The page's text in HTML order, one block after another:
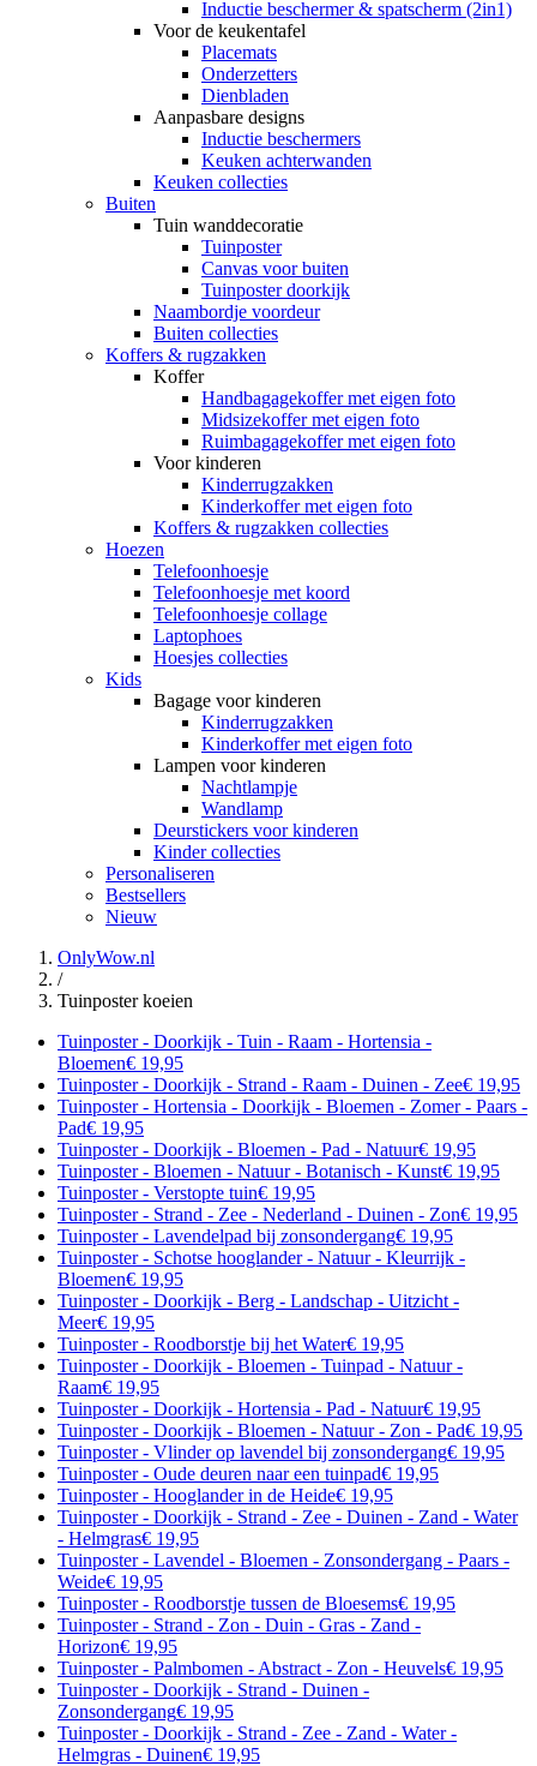
Inductie beschermer & spatscherm (2in1)
Voor de keukentafel
Placemats
Onderzetters
Dienbladen
Aanpasbare designs
Inductie beschermers
Keuken achterwanden
Keuken collecties
Buiten
Tuin wanddecoratie
Tuinposter
Canvas voor buiten
Tuinposter doorkijk
Naambordje voordeur
Buiten collecties
Koffers & rugzakken
Koffer
Handbagagekoffer met eigen foto
Midsizekoffer met eigen foto
Ruimbagagekoffer met eigen foto
Voor kinderen
Kinderrugzakken
Kinderkoffer met eigen foto
Koffers & rugzakken collecties
Hoezen
Telefoonhoesje
Telefoonhoesje met koord
Telefoonhoesje collage
Laptophoes
Hoesjes collecties
Kids
Bagage voor kinderen
Kinderrugzakken
Kinderkoffer met eigen foto
Lampen voor kinderen
Nachtlampje
Wandlamp
Deurstickers voor kinderen
Kinder collecties
Personaliseren
Bestsellers
Nieuw
OnlyWow.nl
/
Tuinposter koeien
Tuinposter - Doorkijk - Tuin - Raam - Hortensia -
Bloemen€ 19,95
Tuinposter - Doorkijk - Strand - Raam - Duinen - Zee€ 19,95
Tuinposter - Hortensia - Doorkijk - Bloemen - Zomer - Paars -
Pad€ 19,95
Tuinposter - Doorkijk - Bloemen - Pad - Natuur€ 19,95
Tuinposter - Bloemen - Natuur - Botanisch - Kunst€ 19,95
Tuinposter - Verstopte tuin€ 19,95
Tuinposter - Strand - Zee - Nederland - Duinen - Zon€ 19,95
Tuinposter - Lavendelpad bij zonsondergang€ 19,95
Tuinposter - Schotse hooglander - Natuur - Kleurrijk -
Bloemen€ 19,95
Tuinposter - Doorkijk - Berg - Landschap - Uitzicht -
Meer€ 19,95
Tuinposter - Roodborstje bij het Water€ 19,95
Tuinposter - Doorkijk - Bloemen - Tuinpad - Natuur -
Raam€ 19,95
Tuinposter - Doorkijk - Hortensia - Pad - Natuur€ 19,95
Tuinposter - Doorkijk - Bloemen - Natuur - Zon - Pad€ 19,95
Tuinposter - Vlinder op lavendel bij zonsondergang€ 19,95
Tuinposter - Oude deuren naar een tuinpad€ 19,95
Tuinposter - Hooglander in de Heide€ 19,95
Tuinposter - Doorkijk - Strand - Zee - Duinen - Zand - Water
- Helmgras€ 19,95
Tuinposter - Lavendel - Bloemen - Zonsondergang - Paars -
Weide€ 19,95
Tuinposter - Roodborstje tussen de Bloesems€ 19,95
Tuinposter - Strand - Zon - Duin - Gras - Zand -
Horizon€ 19,95
Tuinposter - Palmbomen - Abstract - Zon - Heuvels€ 19,95
Tuinposter - Doorkijk - Strand - Duinen -
Zonsondergang€ 19,95
Tuinposter - Doorkijk - Strand - Zee - Zand - Water -
Helmgras - Duinen€ 19,95